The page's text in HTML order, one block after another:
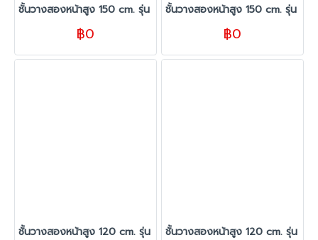
ชั้นวางสองหน้าสูง 150 cm. รุ่น TC ขนาด 140 cm. สีขาว
฿0
ชั้นวางสองหน้าสูง 150 cm. รุ่น
฿0
ชั้นวางสองหน้าสูง 120 cm. รุ่น TC ขนาด 280 cm. สีขาว
ชั้นวางสองหน้าสูง 120 cm. รุ่น